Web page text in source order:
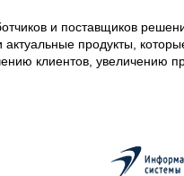
и поставщиков
продукты,
клиентов, увеличению